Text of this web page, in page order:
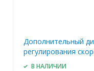
Дополнительный
регулирования
В НАЛИЧИИ